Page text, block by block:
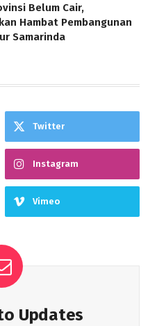
Belum Cair,
Hambat Pembangunan
Samarinda
Twitter
Instagram
Vimeo
Updates